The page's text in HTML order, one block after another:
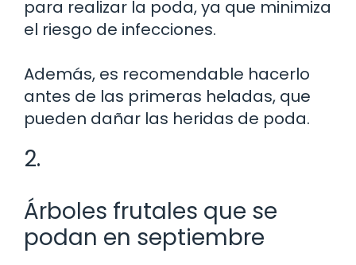
para realizar la poda, ya que minimiza
el riesgo de infecciones.
Además, es recomendable hacerlo
antes de las primeras heladas, que
pueden dañar las heridas de poda.
2.
Árboles frutales que se
podan en septiembre